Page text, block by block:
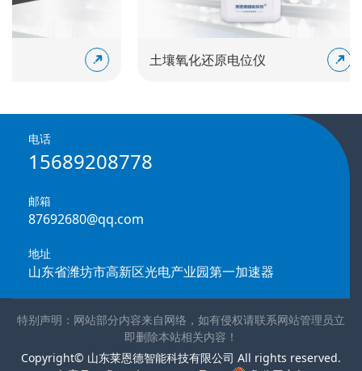
土壤氧化还原电位仪
电话
15689208778
邮箱
87692680@qq.com
地址
山东省潍坊市高新区光电产业园第一加速器
特别声明：网站部分内容来自网络，如有侵权请联系网站管理员立
即删除本站相关内容！
Copyright© 山东莱恩德智能科技有限公司 All rights reserved.